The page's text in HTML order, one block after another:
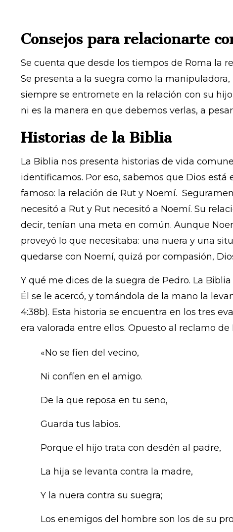
Consejos para relacionarte
Se cuenta que desde los tiempos de Roma la
Se presenta a la suegra como la
siempre se entromete en la relación con su
ni es la manera en que debemos verlas, a
Historias de la Biblia
La Biblia nos presenta historias de vida
identificamos. Por eso, sabemos que Dios
famoso: la relación de Rut y Noemí.
necesitó a Rut y Rut necesitó a Noemí. Su
decir, tenían una meta en común. Aunque
proveyó lo que necesitaba: una nuera y una
quedarse con Noemí, quizá por compasión,
Y qué me dices de la suegra de Pedro. La
Él se le acercó, y tomándola de la mano la
4:38b). Esta historia se encuentra en los tres
era valorada entre ellos. Opuesto al reclamo
«No se fíen del vecino,
Ni confíen en el amigo.
De la que reposa en tu seno,
Guarda tus labios.
Porque el hijo trata con desdén al padre,
La hija se levanta contra la madre,
Y la nuera contra su suegra;
Los enemigos del hombre son los de su